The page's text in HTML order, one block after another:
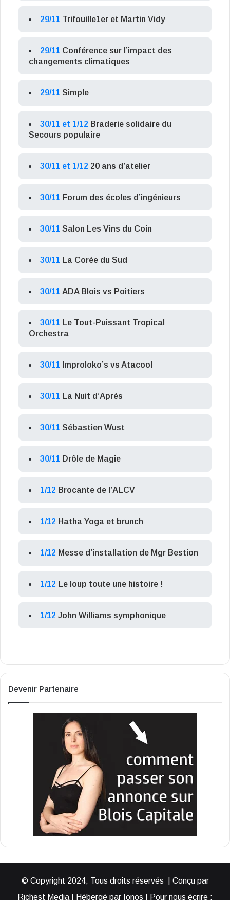
29/11 Trifouille1er et Martin Vidy
29/11 Conférence sur l’impact des
changements climatiques
29/11 Simple
30/11 et 1/12 Braderie solidaire du
Secours populaire
30/11 et 1/12 20 ans d’atelier
30/11 Forum des écoles d’ingénieurs
30/11 Salon Les Vins du Coin
30/11 La Corée du Sud
30/11 ADA Blois vs Poitiers
30/11 Le Tout-Puissant Tropical
Orchestra
30/11 Improloko’s vs Atacool
30/11 La Nuit d’Après
30/11 Sébastien Wust
30/11 Drôle de Magie
1/12 Brocante de l’ALCV
1/12 Hatha Yoga et brunch
1/12 Messe d’installation de Mgr Bestion
1/12 Le loup toute une histoire !
1/12 John Williams symphonique
Devenir Partenaire
© Copyright 2024, Tous droits réservés | Conçu par
Richest Media | Hébergé par Ionos | Pour nous écrire :